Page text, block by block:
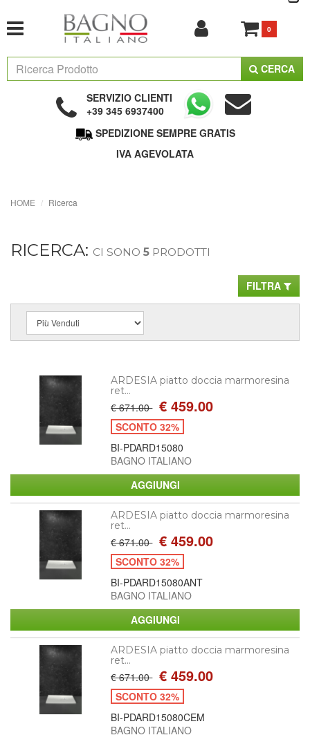
0
CERCA
SERVIZIO CLIENTI
+39 345 6937400
SPEDIZIONE SEMPRE GRATIS
IVA AGEVOLATA
HOME Ricerca
RICERCA: CI SONO 5 PRODOTTI
FILTRA
ARDESIA piatto doccia marmoresina
ret...
€ 671.00 € 459.00
SCONTO 32%
BI-PDARD15080
BAGNO ITALIANO
ARDESIA piatto doccia marmoresina
ret...
€ 671.00 € 459.00
SCONTO 32%
BI-PDARD15080ANT
BAGNO ITALIANO
ARDESIA piatto doccia marmoresina
ret...
€ 671.00 € 459.00
SCONTO 32%
BI-PDARD15080CEM
BAGNO ITALIANO